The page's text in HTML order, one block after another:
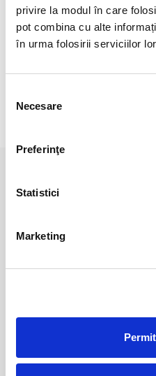
privire la modul în care
pot combina cu alte
în urma folosirii serviciilor
consimțământului
Necesare
Preferinţe
Statistici
Marketing
Provenienta : Madagascar
Cristal unicat.